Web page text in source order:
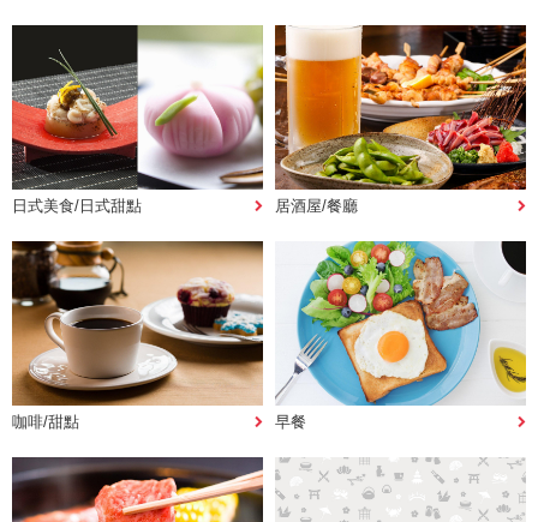
日式美食/日式甜點 居酒屋/餐廳
咖啡/甜點 早餐